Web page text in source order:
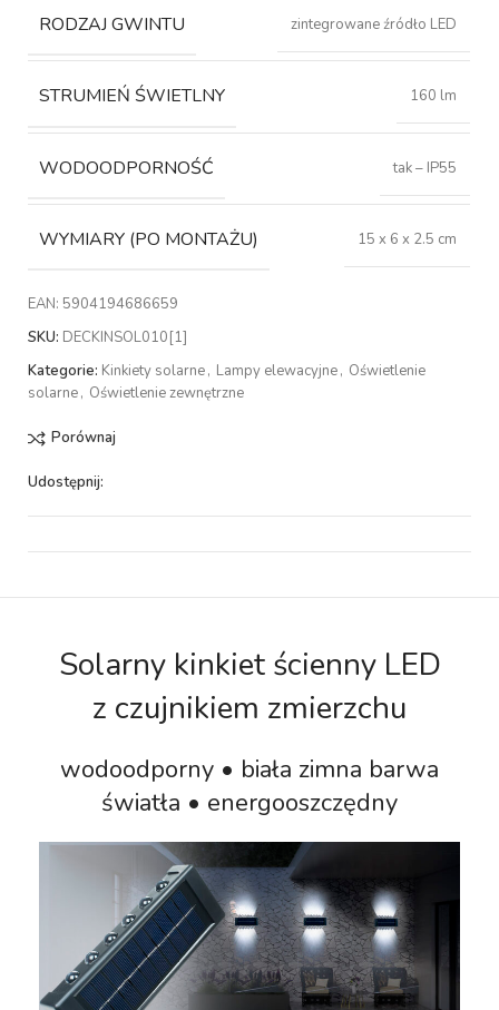
RODZAJ GWINTU zintegrowane źródło LED
STRUMIEŃ ŚWIETLNY 160 lm
WODOODPORNOŚĆ tak – IP55
WYMIARY (PO MONTAŻU) 15 x 6 x 2.5 cm
EAN: 5904194686659
SKU: DECKINSOL010[1]
Kategorie: Kinkiety solarne, Lampy elewacyjne, Oświetlenie
solarne, Oświetlenie zewnętrzne
Porównaj
Udostępnij:
Solarny kinkiet ścienny LED
z czujnikiem zmierzchu
wodoodporny • biała zimna barwa
światła • energooszczędny